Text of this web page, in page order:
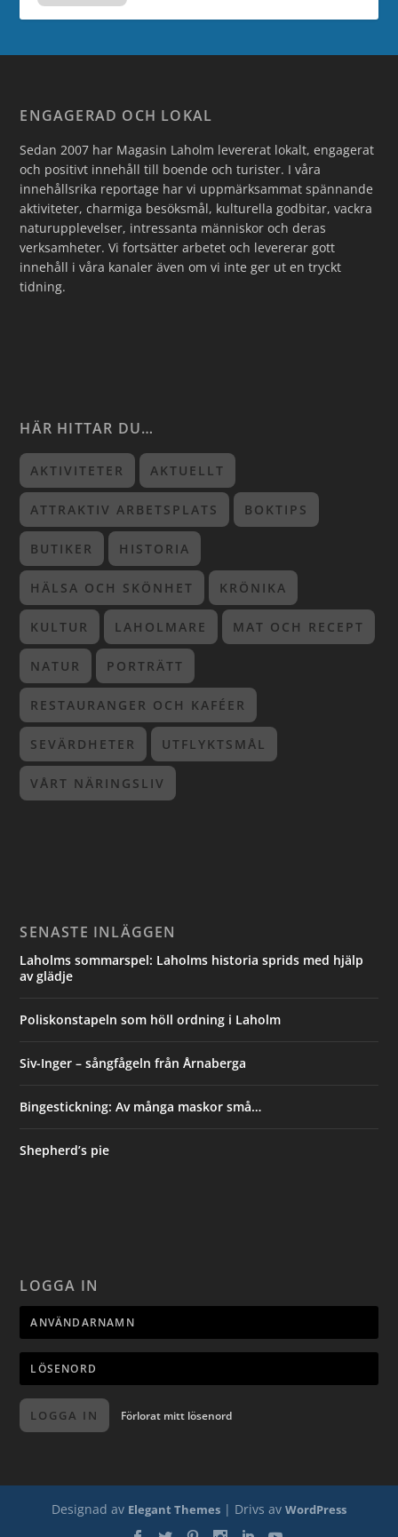
ENGAGERAD OCH LOKAL
Sedan 2007 har Magasin Laholm levererat lokalt, engagerat
och positivt innehåll till boende och turister. I våra
innehållsrika reportage har vi uppmärksammat spännande
aktiviteter, charmiga besöksmål, kulturella godbitar, vackra
naturupplevelser, intressanta människor och deras
verksamheter. Vi fortsätter arbetet och levererar gott
innehåll i våra kanaler även om vi inte ger ut en tryckt
tidning.
HÄR HITTAR DU…
AKTIVITETER AKTUELLT
ATTRAKTIV ARBETSPLATS BOKTIPS
BUTIKER HISTORIA
HÄLSA OCH SKÖNHET KRÖNIKA
KULTUR LAHOLMARE MAT OCH RECEPT
NATUR PORTRÄTT
RESTAURANGER OCH KAFÉER
SEVÄRDHETER UTFLYKTSMÅL
VÅRT NÄRINGSLIV
SENASTE INLÄGGEN
Laholms sommarspel: Laholms historia sprids med hjälp
av glädje
Poliskonstapeln som höll ordning i Laholm
Siv-Inger – sångfågeln från Årnaberga
Bingestickning: Av många maskor små…
Shepherd’s pie
LOGGA IN
LOGGA IN Förlorat mitt lösenord
Designad av Elegant Themes | Drivs av WordPress